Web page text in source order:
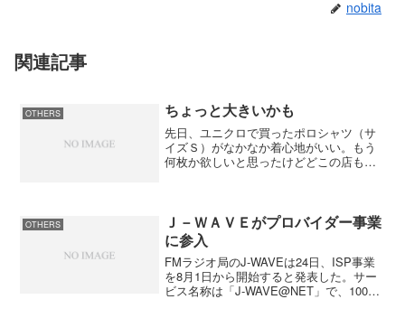
nobita
関連記事
OTHERS ちょっと大きいかも
先日、ユニクロで買ったポロシャツ（サ
イズＳ）がなかなか着心地がいい。もう
何枚か欲しいと思ったけどどこの店も売
たので今度はＭサイズを買...
OTHERS
Ｊ－ＷＡＶＥがプロバイダー事業
に参入
FMラジオ局のJ-WAVEは24日、ISP事業
を8月1日から開始すると発表した。サー
ビス名称は「J-WAVE@NET」で、100％